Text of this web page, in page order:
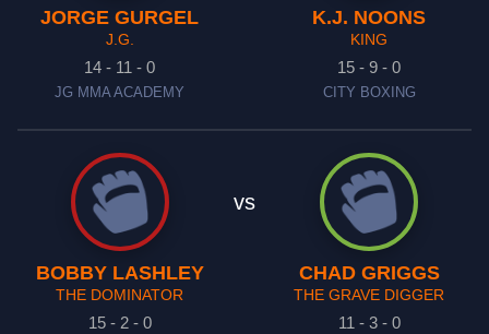
JORGE GURGEL
J.G.
14 - 11 - 0
JG MMA ACADEMY
K.J. NOONS
KING
15 - 9 - 0
CITY BOXING
BOBBY LASHLEY
THE DOMINATOR
15 - 2 - 0
vs
CHAD GRIGGS
THE GRAVE DIGGER
11 - 3 - 0